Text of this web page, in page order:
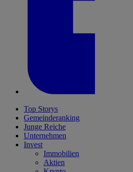
Top Storys
Gemeinderanking
Junge Reiche
Unternehmen
Invest
Immobilien
Aktien